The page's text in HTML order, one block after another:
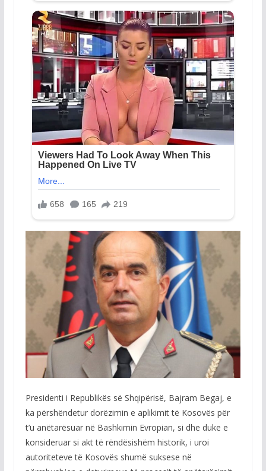
Presidenti i Republikës së Shqipërisë, Bajram Begaj, e
ka përshëndetur dorëzimin e aplikimit të Kosovës për
t’u anëtarësuar në Bashkimin Evropian, si dhe duke e
konsideruar si akt të rëndësishëm historik, i uroi
autoriteteve të Kosovës shumë suksese në